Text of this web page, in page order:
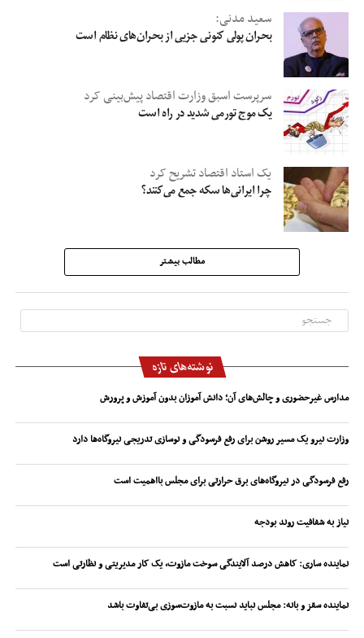
سعید مدنی:
بحران پولی کنونی جزیی از بحران‌های نظام است
سرپرست اسبق وزارت اقتصاد پیش‌بینی کرد
یک موج تورمی شدید در راه است
یک استاد اقتصاد تشریح کرد
چرا ایرانی‌ها سکه‌ جمع می‌کنند؟
مطالب بیشتر
نوشته‌های تازه
مدارس غیرحضوری و چالش‌های آن؛ دانش آموزان بدون آموزش و پرورش
وزارت نیرو یک مسیر روشن برای رفع فرسودگی و نوسازی تدریجی نیروگاه‌ها دارد
رفع فرسودگی در نیروگاه‌های برق حرارتی برای مجلس بااهمیت است
نیاز به شفافیت روند بودجه
نماینده ساری: کاهش درصد آلایندگی سوخت مازوت، یک کار مدیریتی و نظارتی است
نماینده سقز و بانه: مجلس نباید نسبت به مازوت‌سوزی بی‌تفاوت باشد